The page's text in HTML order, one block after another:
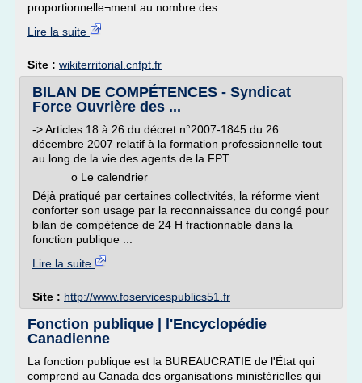
proportionnelle¬ment au nombre des...
Lire la suite
Site : wikiterritorial.cnfpt.fr
BILAN DE COMPÉTENCES - Syndicat
Force Ouvrière des ...
-> Articles 18 à 26 du décret n°2007-1845 du 26
décembre 2007 relatif à la formation professionnelle tout
au long de la vie des agents de la FPT.
o Le calendrier
Déjà pratiqué par certaines collectivités, la réforme vient
conforter son usage par la reconnaissance du congé pour
bilan de compétence de 24 H fractionnable dans la
fonction publique ...
Lire la suite
Site : http://www.foservicespublics51.fr
Fonction publique | l'Encyclopédie
Canadienne
La fonction publique est la BUREAUCRATIE de l'État qui
comprend au Canada des organisations ministérielles qui